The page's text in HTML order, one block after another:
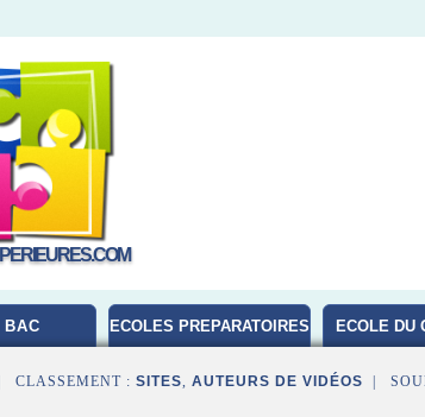
BAC ECOLES PREPARATOIRES ECOLE DU
CLASSEMENT : SITES, AUTEURS DE VIDÉOS |